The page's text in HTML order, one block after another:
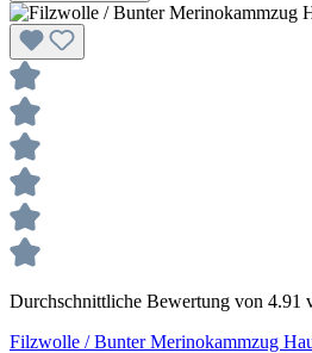
Durchschnittliche Bewertung von 4.91
Filzwolle / Bunter Merinokammzug